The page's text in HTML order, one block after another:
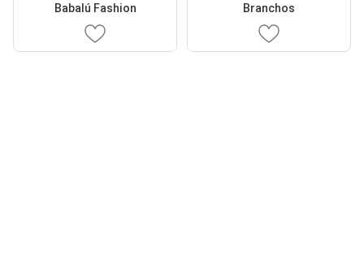
Babalú Fashion Branchos